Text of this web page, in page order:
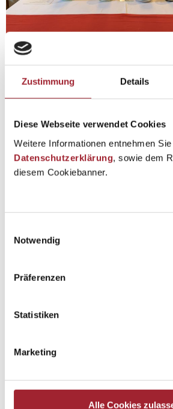
Zustimmung Details
Diese Webseite verwendet Cookies
Weitere Informationen entnehmen
Datenschutzerklärung, sowie dem
diesem Cookiebanner.
Notwendig
Präferenzen
Statistiken
Marketing
Alle Cookies